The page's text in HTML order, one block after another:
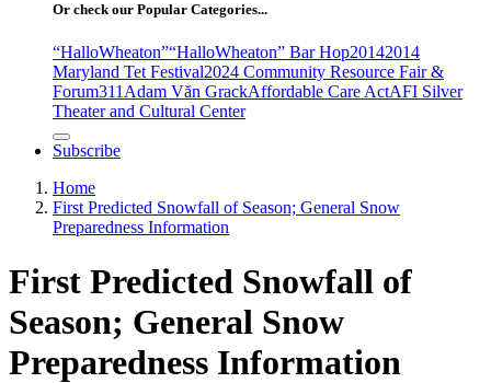
Or check our Popular Categories...
“HalloWheaton”“HalloWheaton” Bar Hop20142014
Maryland Tet Festival2024 Community Resource Fair &
Forum311Adam Văn GrackAffordable Care ActAFI Silver
Theater and Cultural Center
Subscribe
Home
First Predicted Snowfall of Season; General Snow
Preparedness Information
First Predicted Snowfall of
Season; General Snow
Preparedness Information